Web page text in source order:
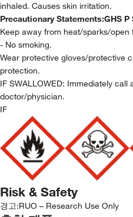
inhaled. Causes skin irritation.
Precautionary Statements:GHS P
Keep away from heat/sparks/open
- No smoking.
Wear protective gloves/protective
protection.
IF SWALLOWED: Immediately call
doctor/physician.
IF
Risk & Safety
경고:RUO – Research Use Only